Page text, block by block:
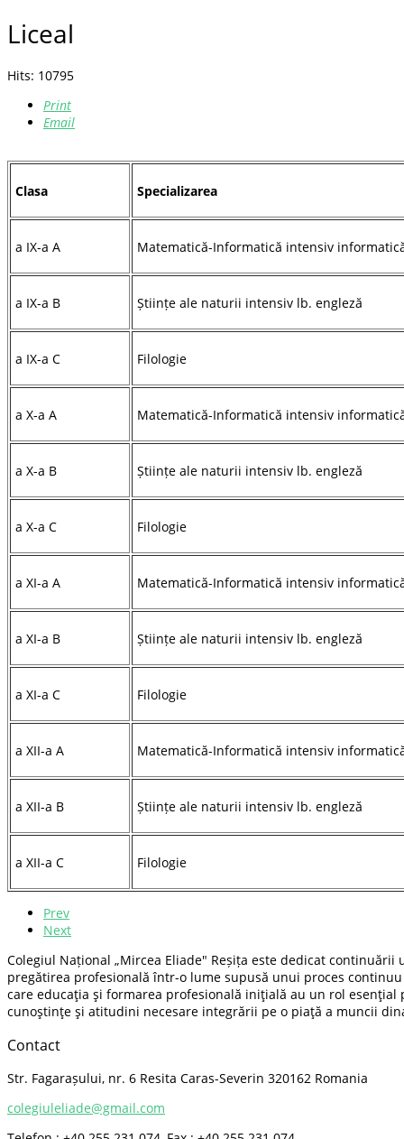
Liceal
Hits: 10795
Print
Email
Clasa Specializarea
a IX-a A Matematică-Informatică intensiv
a IX-a B Științe ale naturii intensiv lb. engleză
a IX-a C Filologie
a X-a A Matematică-Informatică intensiv
a X-a B Științe ale naturii intensiv lb. engleză
a X-a C Filologie
a XI-a A Matematică-Informatică intensiv
a XI-a B Științe ale naturii intensiv lb. engleză
a XI-a C Filologie
a XII-a A Matematică-Informatică intensiv
a XII-a B Științe ale naturii intensiv lb. engleză
a XII-a C Filologie
Prev
Next
Colegiul Național „Mircea Eliade" Reșița este dedicat
pregătirea profesională într-o lume supusă unui proces
care educaţia şi formarea profesională iniţială au un rol
cunoştinţe şi atitudini necesare integrării pe o piaţă a muncii
Contact
Str. Fagarașului, nr. 6 Resita Caras-Severin 320162 Romania
colegiuleliade@gmail.com